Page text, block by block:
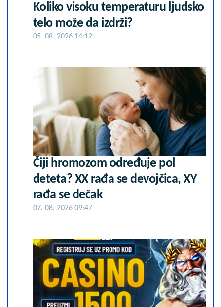
Koliko visoku temperaturu ljudsko
telo može da izdrži?
05. 08. 2026 14:12
Čiji hromozom određuje pol
deteta? XX rađa se devojčica, XY
rađa se dečak
07. 08. 2026 09:47